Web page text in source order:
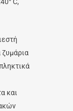
C,
ζυμάρια
και